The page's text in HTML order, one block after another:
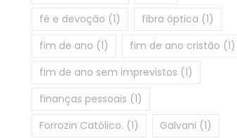
fé e devoção (1) fibra óptica (1)
fim de ano (1) fim de ano cristão (1)
fim de ano sem imprevistos (1)
finanças pessoais (1)
Forrozin Católico. (1) Galvani (1)